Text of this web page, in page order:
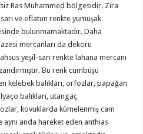
Ras Muhammed bölgesidir. Zira
ve eflatun renkte yumuşak
bulunmamaktadır. Daha
mercanları da dekoru
yeşil-sarı renkte lahana mercanı
Bu renk cümbüşü
kelebek balıkları, orfozlar, papağan
balıkları, utangaç
kovuklarda kümelenmiş cam
aynı anda hareket eden anthias